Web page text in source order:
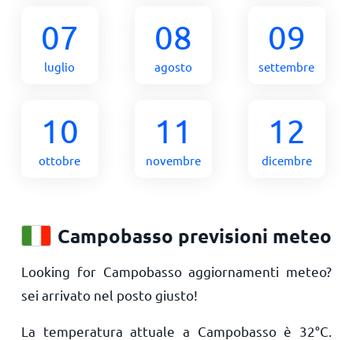
07
luglio
08
agosto
09
settembre
10
ottobre
11
novembre
12
dicembre
Campobasso previsioni meteo
Looking for Campobasso aggiornamenti meteo?
sei arrivato nel posto giusto!
La temperatura attuale a Campobasso è 32°C